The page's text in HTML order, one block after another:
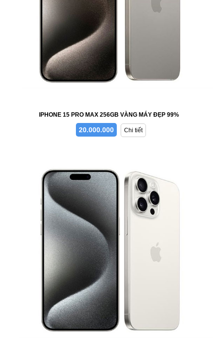
IPHONE 15 PRO MAX 256GB VÀNG MÁY ĐẸP 99%
20.000.000 Chi tiết